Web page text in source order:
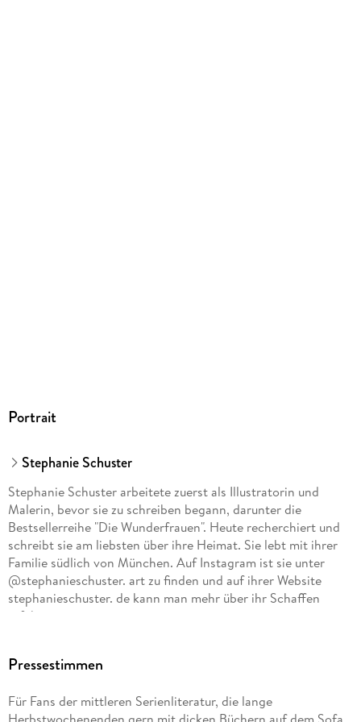
Portrait
Stephanie Schuster
Stephanie Schuster arbeitete zuerst als Illustratorin und
Malerin, bevor sie zu schreiben begann, darunter die
Bestsellerreihe "Die Wunderfrauen". Heute recherchiert und
schreibt sie am liebsten über ihre Heimat. Sie lebt mit ihrer
Familie südlich von München. Auf Instagram ist sie unter
@stephanieschuster. art zu finden und auf ihrer Website
stephanieschuster. de kann man mehr über ihr Schaffen
erfahren.
Pressestimmen
Für Fans der mittleren Serienliteratur, die lange